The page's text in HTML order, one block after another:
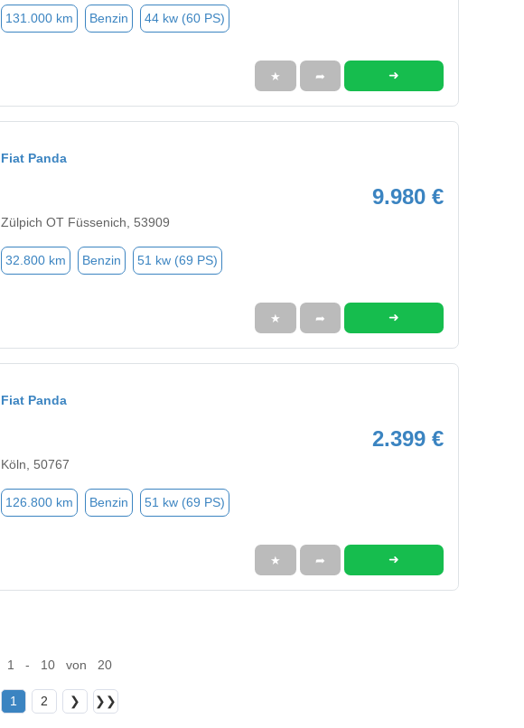
131.000 km Benzin 44 kw (60 PS)
★ ➦ ➜
Fiat Panda
9.980 €
Zülpich OT Füssenich, 53909
32.800 km Benzin 51 kw (69 PS)
★ ➦ ➜
Fiat Panda
2.399 €
Köln, 50767
126.800 km Benzin 51 kw (69 PS)
★ ➦ ➜
1 - 10 von 20
1 2 ❯ ❯❯